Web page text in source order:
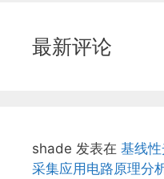
最新评论
shade 发表在 基线
采集应用电路原理分